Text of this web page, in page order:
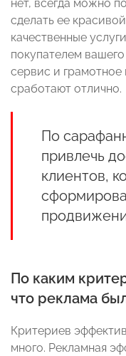
нет, всегда можно
сделать ее
качественные
покупателем
сервис и
сработают отлично.
По
привлечь
клиентов,
По каким
что реклама
Критериев
много. Рекламная